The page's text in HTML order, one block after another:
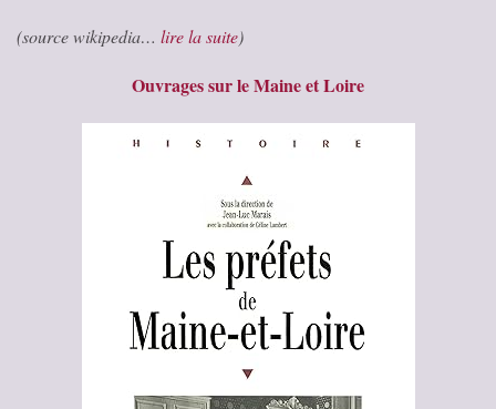
(source wikipedia… lire la suite)
Ouvrages sur le Maine et Loire